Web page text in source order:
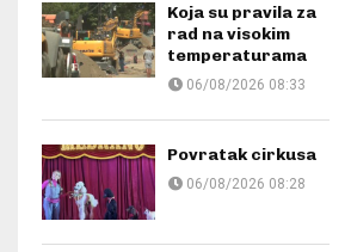
Koja su pravila za
rad na visokim
temperaturama
06/08/2026 08:33
Povratak cirkusa
06/08/2026 08:28